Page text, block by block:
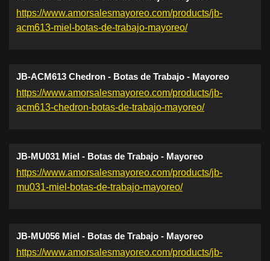
https://www.amorsalesmayoreo.com/products/jb-
acm613-miel-botas-de-trabajo-mayoreo/
JB-ACM613 Chedron - Botas de Trabajo - Mayoreo
https://www.amorsalesmayoreo.com/products/jb-
acm613-chedron-botas-de-trabajo-mayoreo/
JB-MU031 Miel - Botas de Trabajo - Mayoreo
https://www.amorsalesmayoreo.com/products/jb-
mu031-miel-botas-de-trabajo-mayoreo/
JB-MU056 Miel - Botas de Trabajo - Mayoreo
https://www.amorsalesmayoreo.com/products/jb-